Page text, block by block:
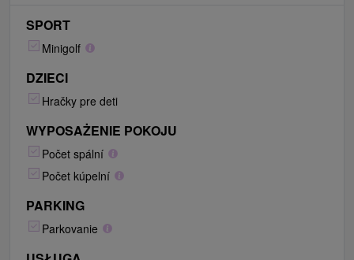
SPORT
Minigolf
DZIECI
Hračky pre deti
WYPOSAŻENIE POKOJU
Počet spální
Počet kúpelní
PARKING
Parkovanie